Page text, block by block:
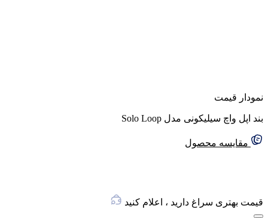
نمودار قیمت
بند اپل واچ سیلیکونی مدل Solo Loop
مقایسه محصول
قیمت بهتری سراغ دارید ، اعلام کنید